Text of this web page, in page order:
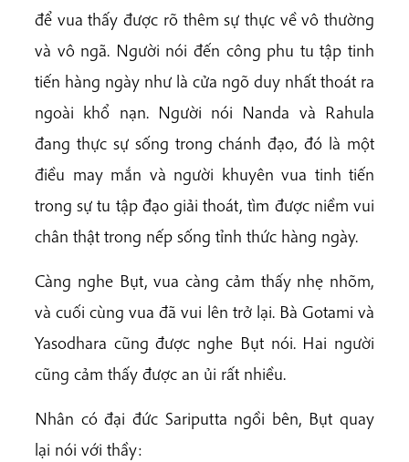
để vua thấy được rõ thêm sự thực về vô thường
và vô ngã. Người nói đến công phu tu tập tinh
tiến hàng ngày như là cửa ngõ duy nhất thoát ra
ngoài khổ nạn. Người nói Nanda và Rahula
đang thực sự sống trong chánh đạo, đó là một
điều may mắn và người khuyên vua tinh tiến
trong sự tu tập đạo giải thoát, tìm được niềm vui
chân thật trong nếp sống tỉnh thức hàng ngày.
Càng nghe Bụt, vua càng cảm thấy nhẹ nhõm,
và cuối cùng vua đã vui lên trở lại. Bà Gotami và
Yasodhara cũng được nghe Bụt nói. Hai người
cũng cảm thấy được an ủi rất nhiều.
Nhân có đại đức Sariputta ngồi bên, Bụt quay
lại nói với thầy: